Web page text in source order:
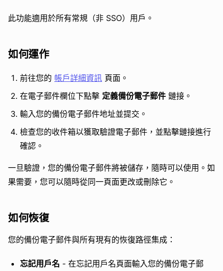
此功能適用於所有常規（非 SSO）用戶。
如何運作
前往您的 帳戶詳細資訊 頁面。
在電子郵件欄位下點擊 定義備份電子郵件 鏈接。
輸入您的備份電子郵件地址並提交。
檢查您的收件箱以獲取驗證電子郵件，並點擊鏈接進行
確認。
一旦驗證，您的備份電子郵件將被儲存，隨時可以使用。如
果需要，您可以隨時從同一頁面更改或刪除它。
如何恢復
您的備份電子郵件與所有現有的恢復路徑集成：
忘記用戶名 - 在忘記用戶名頁面輸入您的備份電子郵